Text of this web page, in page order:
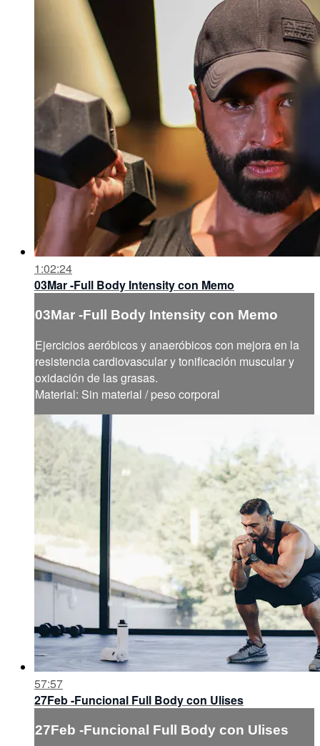
1:02:24
03Mar -Full Body Intensity con Memo
03Mar -Full Body Intensity con Memo
Ejercicios aeróbicos y anaeróbicos con mejora en la
resistencia cardiovascular y tonificación muscular y
oxidación de las grasas.
Material: Sin material / peso corporal
57:57
27Feb -Funcional Full Body con Ulises
27Feb -Funcional Full Body con Ulises